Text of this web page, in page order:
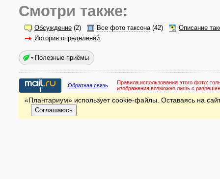
Смотри также:
Обсуждение (2) Все фото таксона(42)
Описание
История определений
Полезные приёмы
Обратная связь Правила использования этого фото:
изображения возможно лишь с
«Плантариум» использует cookie-файлы. Оставаясь на
Соглашаюсь